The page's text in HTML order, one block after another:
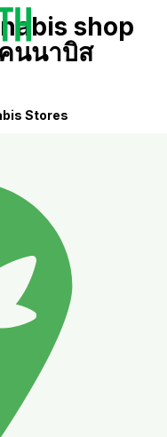
shop
นนาบิส
Stores